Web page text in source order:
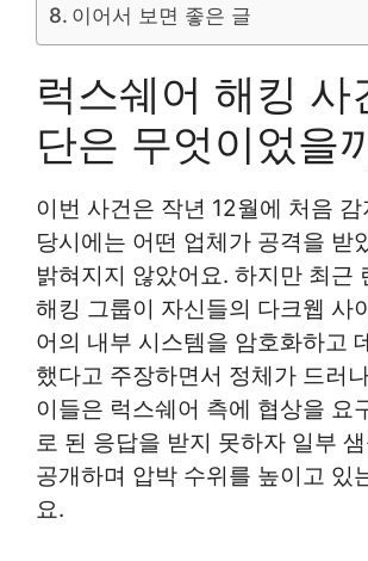
이어서 보면 좋은 글
럭스쉐어 해킹 사
단은 무엇이었을
이번 사건은 작년 12월에 처음
당시에는 어떤 업체가 공격을 받
밝혀지지 않았어요. 하지만 최근
해킹 그룹이 자신들의 다크웹 사
어의 내부 시스템을 암호화하고
했다고 주장하면서 정체가 드러
이들은 럭스쉐어 측에 협상을 요
로 된 응답을 받지 못하자 일부
공개하며 압박 수위를 높이고 있
요.